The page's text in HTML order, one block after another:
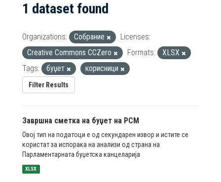
1 dataset found
Organizations: Собрание
Licenses:
Creative Commons CCZero
Formats:
XLSX
Tags:
буџет корисници
Filter Results
Завршна сметка на буџет на РСМ
Овој тип на податоци е од секундарен извор и истите се
користат за испорака на анализи од страна на
Парламентарната буџетска канцеларија
XLSX